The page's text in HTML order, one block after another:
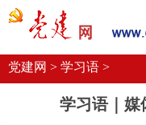
党建要闻
机关党建
校
党建网 > 学习语 >
学习语｜媒